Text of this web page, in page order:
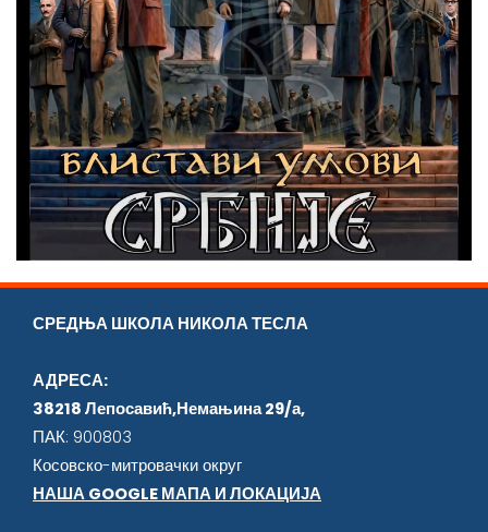
СРЕДЊА ШКОЛА НИКОЛА ТЕСЛА
АДРЕСА:
38218 Лепосавић,Немањина 29/а,
ПАК: 900803
Косовско-митровачки округ
НАША GOOGLE МАПА И ЛОКАЦИЈА